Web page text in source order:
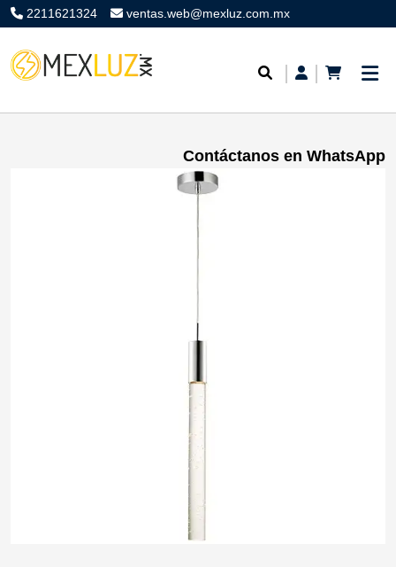
2211621324 ventas.web@mexluz.com.mx
Contáctanos en WhatsApp